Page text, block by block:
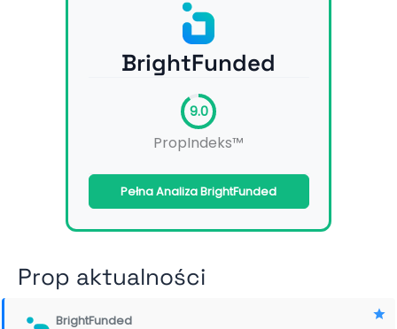
BrightFunded
9.0
PropIndeks™
Pełna Analiza BrightFunded
Prop aktualności
BrightFunded